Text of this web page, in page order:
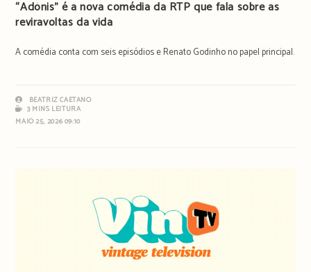
“Adónis” é a nova comédia da RTP que fala sobre as
reviravoltas da vida
A comédia conta com seis episódios e Renato Godinho no papel principal.
BEATRIZ CAETANO
3 MINS LEITURA
MAIO 25, 2026 09:10